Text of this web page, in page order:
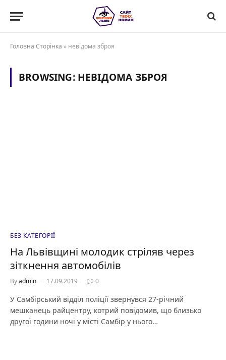
Головна Сторінка » невідома зброя
BROWSING: НЕВІДОМА ЗБРОЯ
БЕЗ КАТЕГОРІЇ
На Львівщині молодик стріляв через
зіткнення автомобілів
Byadmin 17.09.2019 0
У Самбірський відділ поліції звернувся 27-річний
мешканець райцентру, котрий повідомив, що близько
другої години ночі у місті Самбір у нього…